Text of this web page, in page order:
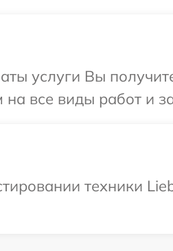
услуги Вы
все виды работ и
техники